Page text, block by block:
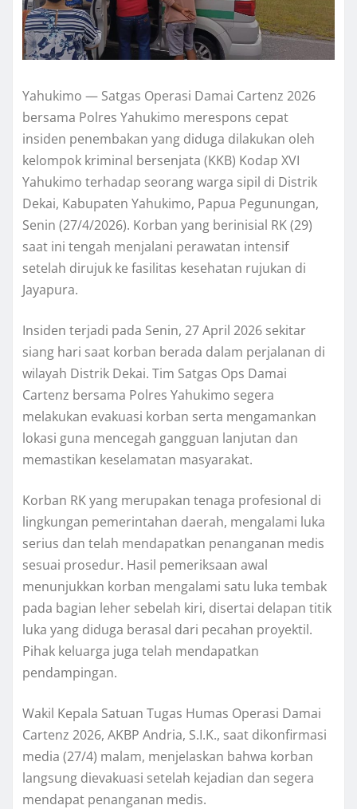
Yahukimo — Satgas Operasi Damai Cartenz 2026
bersama Polres Yahukimo merespons cepat
insiden penembakan yang diduga dilakukan oleh
kelompok kriminal bersenjata (KKB) Kodap XVI
Yahukimo terhadap seorang warga sipil di Distrik
Dekai, Kabupaten Yahukimo, Papua Pegunungan,
Senin (27/4/2026). Korban yang berinisial RK (29)
saat ini tengah menjalani perawatan intensif
setelah dirujuk ke fasilitas kesehatan rujukan di
Jayapura.
Insiden terjadi pada Senin, 27 April 2026 sekitar
siang hari saat korban berada dalam perjalanan di
wilayah Distrik Dekai. Tim Satgas Ops Damai
Cartenz bersama Polres Yahukimo segera
melakukan evakuasi korban serta mengamankan
lokasi guna mencegah gangguan lanjutan dan
memastikan keselamatan masyarakat.
Korban RK yang merupakan tenaga profesional di
lingkungan pemerintahan daerah, mengalami luka
serius dan telah mendapatkan penanganan medis
sesuai prosedur. Hasil pemeriksaan awal
menunjukkan korban mengalami satu luka tembak
pada bagian leher sebelah kiri, disertai delapan titik
luka yang diduga berasal dari pecahan proyektil.
Pihak keluarga juga telah mendapatkan
pendampingan.
Wakil Kepala Satuan Tugas Humas Operasi Damai
Cartenz 2026, AKBP Andria, S.I.K., saat dikonfirmasi
media (27/4) malam, menjelaskan bahwa korban
langsung dievakuasi setelah kejadian dan segera
mendapat penanganan medis.